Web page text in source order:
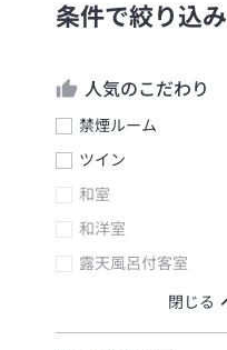
条件で絞り込み
人気のこだわり
禁煙ルーム
ツイン
和室
和洋室
露天風呂付客室